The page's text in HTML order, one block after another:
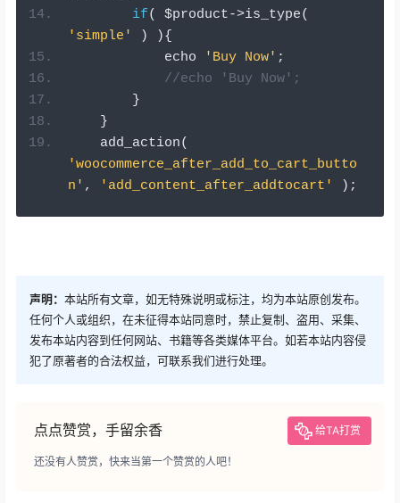
if( $product->is_type(
'simple'
)
){
            echo
'Buy Now' ;
//echo 'Buy Now';
}
}
    add_action
(
'woocommerce_after_add_to_cart_butto
n' , 'add_content_after_addtocart' );
声明： 本站所有文章，如无特殊说明或标注，均为本站原创发布。
任何个人或组织，在未征得本站同意时，禁止复制、盗用、采集、
发布本站内容到任何网站、书籍等各类媒体平台。如若本站内容侵
犯了原著者的合法权益，可联系我们进行处理。
点点赞赏，手留余香 给TA打赏
还没有人赞赏，快来当第一个赞赏的人吧！